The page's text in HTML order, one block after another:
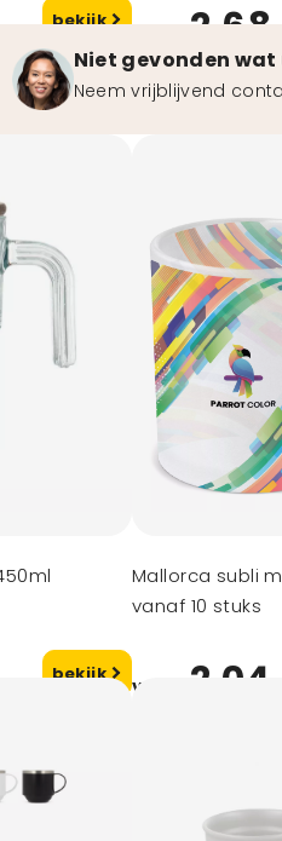
bekijk 2,68
Niet gevonden wat
Neem vrijblijvend
bekijk
Mallorca subli
vanaf 10 stuks
vanaf 2,04